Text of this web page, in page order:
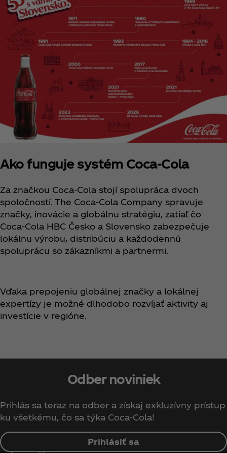
Ako funguje systém Coca‑Cola
Za značkou Coca‑Cola stojí spolupráca dvoch
spoločností. The Coca‑Cola Company spravuje
značky, inovácie a globálnu stratégiu, zatiaľ čo
Coca‑Cola HBC Česko a Slovensko zabezpečuje
lokálnu výrobu, distribúciu a každodennú
spoluprácu so zákazníkmi a partnermi.
Vďaka prepojeniu globálnej značky a lokálnej
expertízy je možné dlhodobo rozvíjať aktivity aj
investície v regióne.
Odber noviniek
Prihlás sa teraz na odber a získaj exkluzívny prístup
ku všetkému, čo sa týka Coca‑Cola!
Prihlásiť sa